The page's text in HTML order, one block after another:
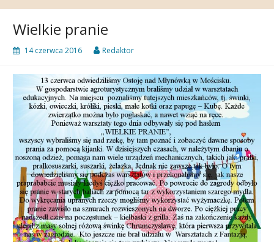
Wielkie pranie
14 czerwca 2016 Redaktor